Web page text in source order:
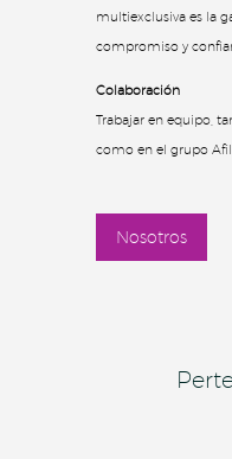
multiexclusiva es la
compromiso y
Colaboración
Trabajar en equipo,
como en el grupo
Nosotros